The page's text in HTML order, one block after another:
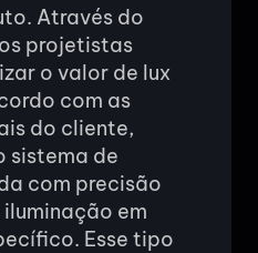
Através do
projetistas
o valor de lux
com as
do cliente,
sistema de
com precisão
em
Esse tipo